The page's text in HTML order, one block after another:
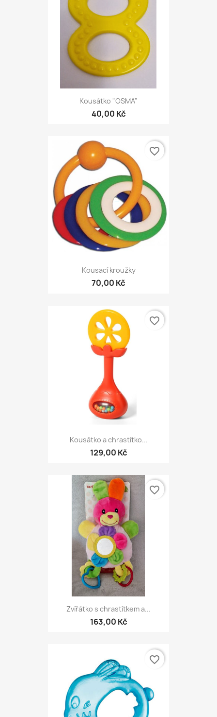
Kousátko "OSMA"
40,00 Kč
Kousací kroužky
70,00 Kč
favorite_border
Kousátko a chrastítko...
129,00 Kč
favorite_border
Zvířátko s chrastítkem a...
163,00 Kč
favorite_border
favorite_border